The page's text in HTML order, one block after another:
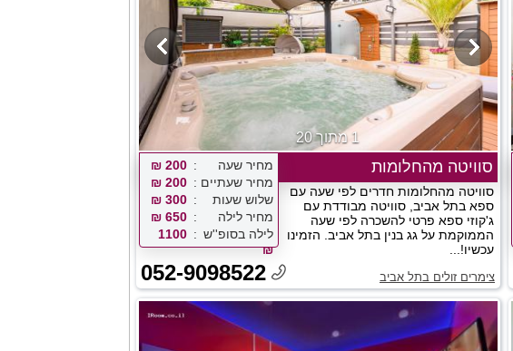
1 מתוך 20
סוויטה מהחלומות
סוויטה מהחלומות חדרים לפי שעה עם
ספא בתל אביב, סוויטה מבודדת עם
ג'קוזי ספא פרטי להשכרה לפי שעה
הממוקמת על גג בנין בתל אביב. הזמינו
עכשיו!...
צימרים זולים בתל אביב
מחיר שעה
200 ₪
מחיר שעתיים
200 ₪
שלוש שעות
300 ₪
מחיר לילה
650 ₪
לילה בסופ''ש
1100
₪
052-9098522